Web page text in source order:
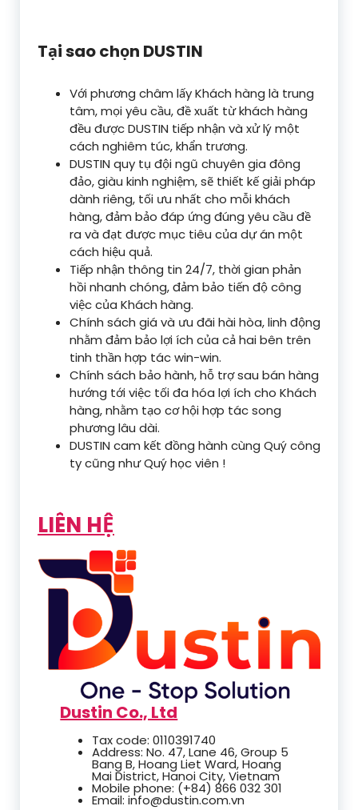
Tại sao chọn DUSTIN
Với phương châm lấy Khách hàng là trung
tâm, mọi yêu cầu, đề xuất từ khách hàng
đều được DUSTIN tiếp nhận và xử lý một
cách nghiêm túc, khẩn trương.
DUSTIN quy tụ đội ngũ chuyên gia đông
đảo, giàu kinh nghiệm, sẽ thiết kế giải pháp
dành riêng, tối ưu nhất cho mỗi khách
hàng, đảm bảo đáp ứng đúng yêu cầu đề
ra và đạt được mục tiêu của dự án một
cách hiệu quả.
Tiếp nhận thông tin 24/7, thời gian phản
hồi nhanh chóng, đảm bảo tiến độ công
việc của Khách hàng.
Chính sách giá và ưu đãi hài hòa, linh động
nhằm đảm bảo lợi ích của cả hai bên trên
tinh thần hợp tác win-win.
Chính sách bảo hành, hỗ trợ sau bán hàng
hướng tới việc tối đa hóa lợi ích cho Khách
hàng, nhằm tạo cơ hội hợp tác song
phương lâu dài.
DUSTIN cam kết đồng hành cùng Quý công
ty cũng như Quý học viên !
LIÊN HỆ
Dustin Co., Ltd
Tax code: 0110391740
Address: No. 47, Lane 46, Group 5
Bang B, Hoang Liet Ward, Hoang
Mai District, Hanoi City, Vietnam
Mobile phone: (+84) 866 032 301
Email: info@dustin.com.vn